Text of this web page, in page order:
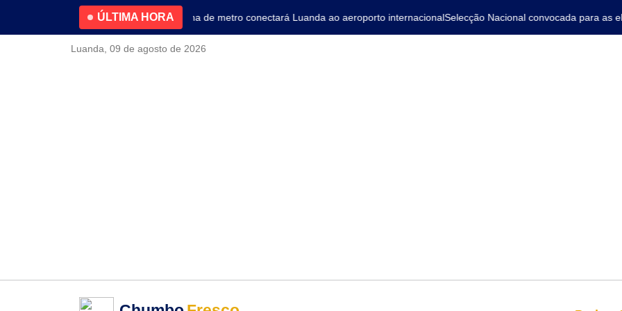
ÚLTIMA HORA
4.2% no primeiro trimestre Nova linha de metro conectará Luanda ao aeroporto internacionalSelecção Nacional convocada para as
Luanda, 09 de agosto de 2026